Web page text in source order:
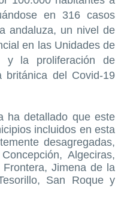
en 316 casos
andaluza, un nivel de
en las Unidades de
y la proliferación de
del Covid-19
ha detallado que este
incluidos en esta
desagregadas,
Algeciras,
Jimena de la
San Roque y